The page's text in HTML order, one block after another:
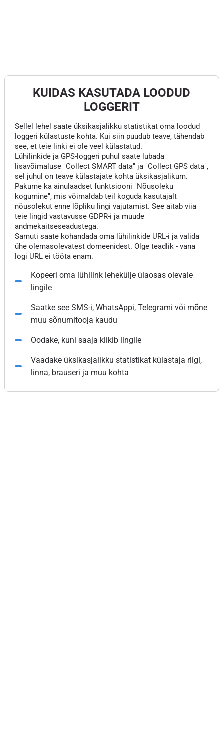
KUIDAS KASUTADA LOODUD
LOGGERIT
Sellel lehel saate üksikasjalikku statistikat oma loodud
loggeri külastuste kohta. Kui siin puudub teave, tähendab
see, et teie linki ei ole veel külastatud.
Lühilinkide ja GPS-loggeri puhul saate lubada
lisavõimaluse "Collect SMART data" ja "Collect GPS data",
sel juhul on teave külastajate kohta üksikasjalikum.
Pakume ka ainulaadset funktsiooni "Nõusoleku
kogumine", mis võimaldab teil koguda kasutajalt
nõusolekut enne lõpliku lingi vajutamist. See aitab viia
teie lingid vastavusse GDPR-i ja muude
andmekaitseseadustega.
Samuti saate kohandada oma lühilinkide URL-i ja valida
ühe olemasolevatest domeenidest. Olge teadlik - vana
logi URL ei tööta enam.
Kopeeri oma lühilink lehekülje ülaosas olevale
lingile
Saatke see SMS-i, WhatsAppi, Telegrami või mõne
muu sõnumitooja kaudu
Oodake, kuni saaja klikib lingile
Vaadake üksikasjalikku statistikat külastaja riigi,
linna, brauseri ja muu kohta